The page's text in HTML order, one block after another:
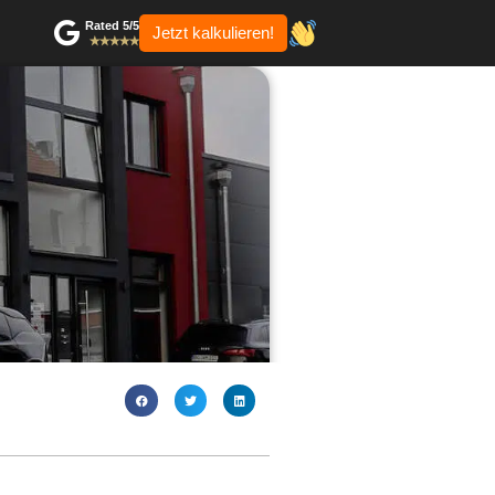
Rated 5/5
✭✭✭✭✭
Jetzt kalkulieren!